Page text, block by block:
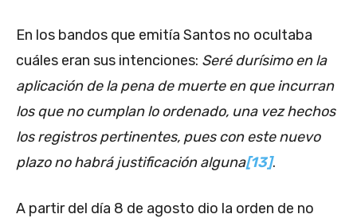
En los bandos que emitía Santos no ocultaba
cuáles eran sus intenciones: Seré durísimo en la
aplicación de la pena de muerte en que incurran
los que no cumplan lo ordenado, una vez hechos
los registros pertinentes, pues con este nuevo
plazo no habrá justificación alguna[13].
A partir del día 8 de agosto dio la orden de no